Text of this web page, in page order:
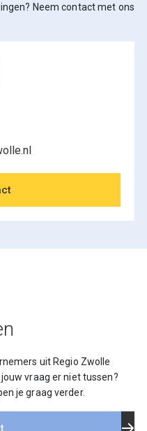
Neem contact met ons
uit Regio Zwolle
vraag er niet tussen?
je graag verder.